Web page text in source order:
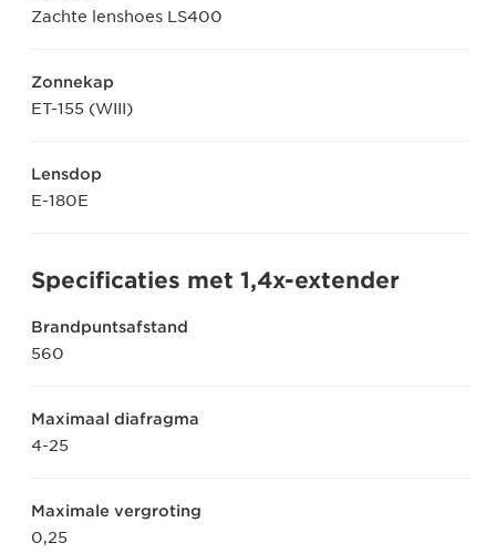
Zachte lenshoes LS400
Zonnekap
ET-155 (WIII)
Lensdop
E-180E
Specificaties met 1,4x-extender
Brandpuntsafstand
560
Maximaal diafragma
4-25
Maximale vergroting
0,25